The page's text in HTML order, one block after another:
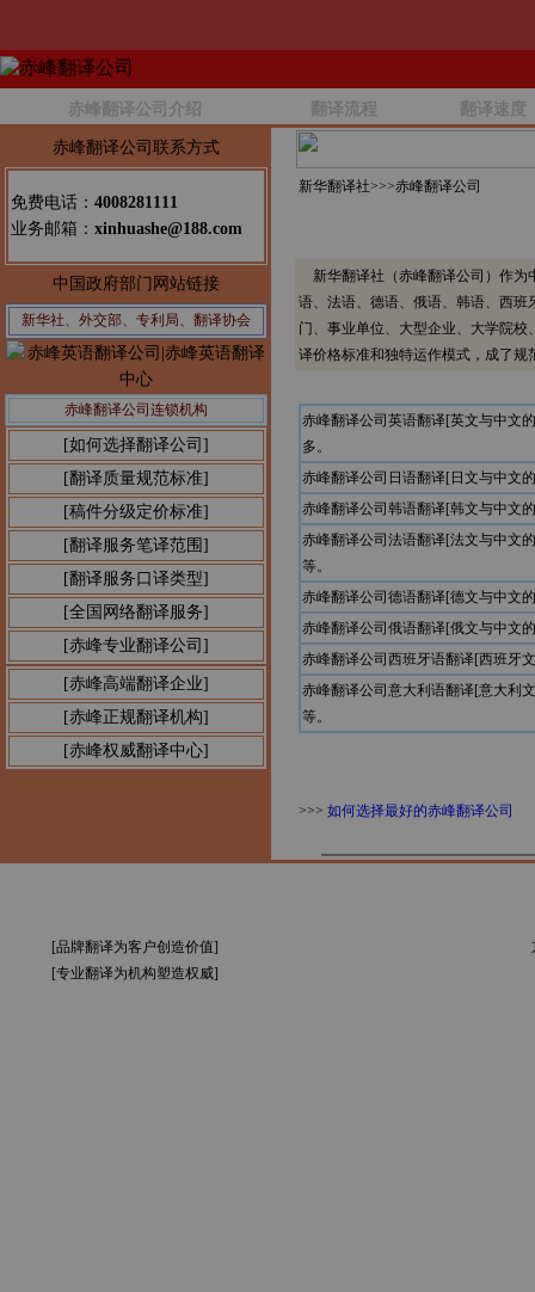
赤峰翻译公司介绍 翻译流程 翻译速度
赤峰翻译公司联系方式
免费电话： 4008281111
业务邮箱： xinhuashe@188.com
中国政府部门网站链接
新华社、外交部、专利局、翻译协会
赤峰翻译公司连锁机构
[如何选择翻译公司]
[翻译质量规范标准]
[稿件分级定价标准]
[翻译服务笔译范围]
[翻译服务口译类型]
[全国网络翻译服务]
[赤峰专业翻译公司]
[赤峰高端翻译企业]
[赤峰正规翻译机构]
[赤峰权威翻译中心]
新华翻译社>>>赤峰翻译公司
新华翻译社（赤峰翻译公司）作为
语、法语、德语、俄语、韩语、西
门、事业单位、大型企业、大学院
译价格标准和独特运作模式，成了
赤峰翻译公司英语翻译[英文与中文
多。
赤峰翻译公司日语翻译[日文与中文
赤峰翻译公司韩语翻译[韩文与中文
赤峰翻译公司法语翻译[法文与中文
等。
赤峰翻译公司德语翻译[德文与中文
赤峰翻译公司俄语翻译[俄文与中文
赤峰翻译公司西班牙语翻译[西班牙
赤峰翻译公司意大利语翻译[意大利
等。
>>> 如何选择最好的赤峰翻译公司
[品牌翻译为客户创造价值]
[专业翻译为机构塑造权威]